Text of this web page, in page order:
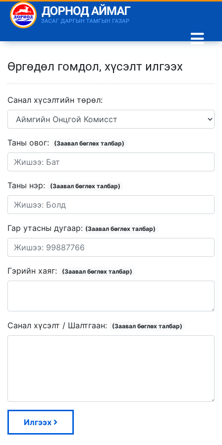
Өргөдөл гомдол, хүсэлт илгээх
Санал хүсэлтийн төрөл:
Таны овог: (Заавал бөглөх талбар)
Таны нэр: (Заавал бөглөх талбар)
Гар утасны дугаар: (Заавал бөглөх талбар)
Гэрийн хаяг: (Заавал бөглөх талбар)
Санал хүсэлт / Шалтгаан: (Заавал бөглөх талбар)
Илгээх